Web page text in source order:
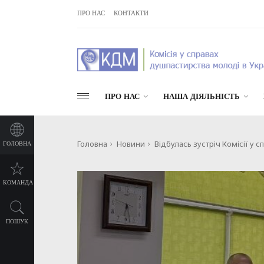
ПРО НАС КОНТАКТИ
ПРО НАС НАША ДІЯЛЬНІСТЬ
ГОЛОВНА
КОМАНДА
ПОШУК
Головна Новини Відбулась зустріч Комісії